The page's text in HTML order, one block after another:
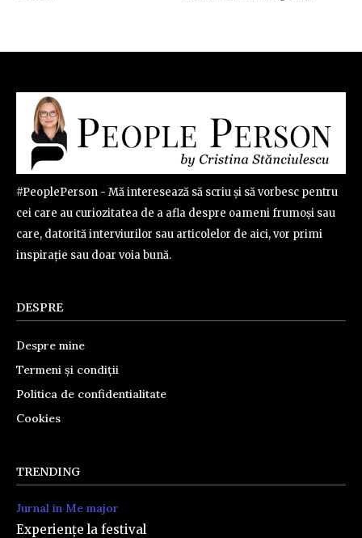
#PeoplePerson - Mă interesează să scriu și să vorbesc pentru
cei care au curiozitatea de a afla despre oameni frumoși sau
care, datorită interviurilor sau articolelor de aici, vor primi
inspirație sau doar voia bună.
DESPRE
Despre mine
Termeni și condiții
Politica de confidentialitate
Cookies
TRENDING
Jurnal in Me major
Experiențe la festival